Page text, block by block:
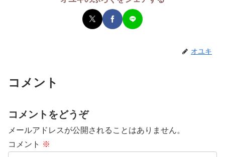
オユキ
コメント
コメントをどうぞ
メールアドレスが公開されることはありません。
コメント ※